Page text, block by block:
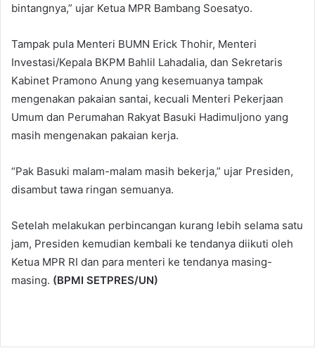
bintangnya,” ujar Ketua MPR Bambang Soesatyo.
Tampak pula Menteri BUMN Erick Thohir, Menteri
Investasi/Kepala BKPM Bahlil Lahadalia, dan Sekretaris
Kabinet Pramono Anung yang kesemuanya tampak
mengenakan pakaian santai, kecuali Menteri Pekerjaan
Umum dan Perumahan Rakyat Basuki Hadimuljono yang
masih mengenakan pakaian kerja.
“Pak Basuki malam-malam masih bekerja,” ujar Presiden,
disambut tawa ringan semuanya.
Setelah melakukan perbincangan kurang lebih selama satu
jam, Presiden kemudian kembali ke tendanya diikuti oleh
Ketua MPR RI dan para menteri ke tendanya masing-
masing. (BPMI SETPRES/UN)